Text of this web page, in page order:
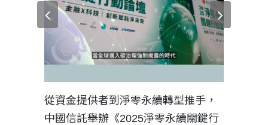
從資金提供者到淨零永續轉型推手，
中國信託舉辦《2025淨零永續關鍵行